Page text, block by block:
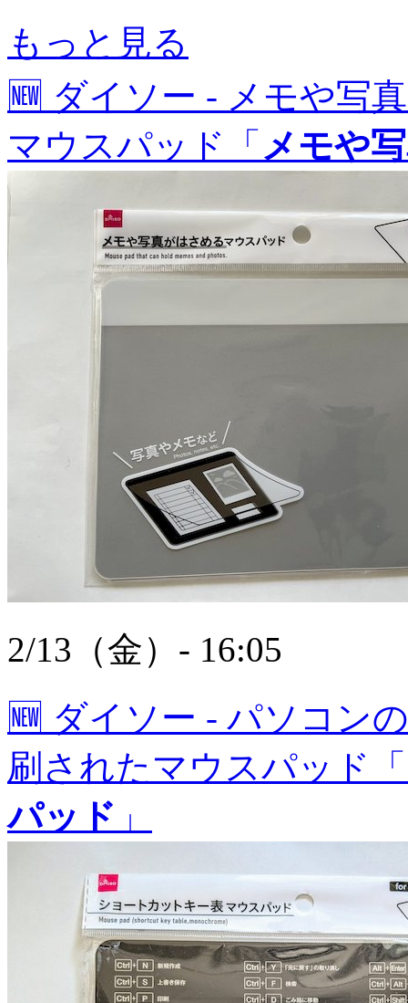
もっと見る
🆕 ダイソー - メモや写
マウスパッド「 メモや
2/13（金）- 16:05
🆕 ダイソー - パソコン
刷されたマウスパッド「
パッド 」